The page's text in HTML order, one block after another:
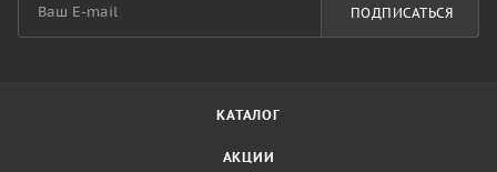
ПОДПИСАТЬСЯ
КАТАЛОГ
АКЦИИ